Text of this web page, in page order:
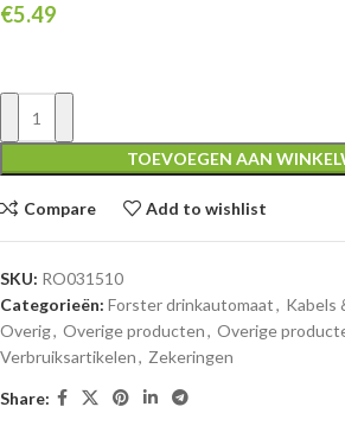
€5.49
TOEVOEGEN AAN
Compare Add to wishlist
SKU: RO031510
Categorieën: Forster drinkautomaat, Kabels
Overig, Overige producten, Overige
Verbruiksartikelen, Zekeringen
Share: